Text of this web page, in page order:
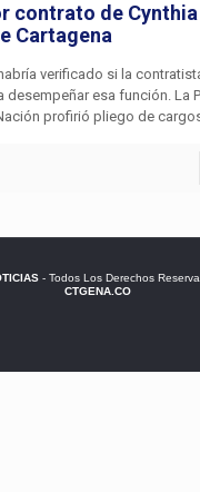
contrato de Cynthia
Cartagena
verificado si la
desempeñar esa función. La
profirió pliego de
- Todos Los Derechos
CTGENA.CO